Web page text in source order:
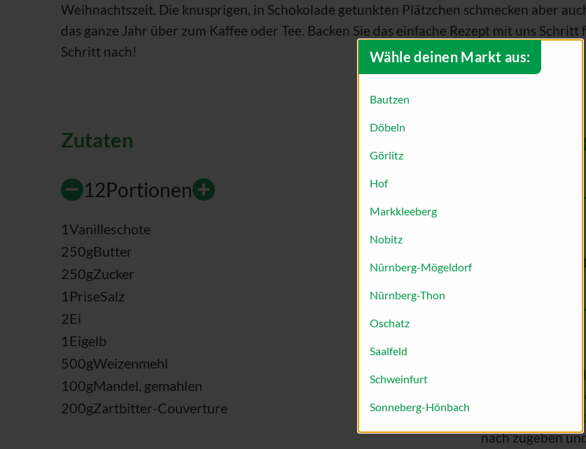
Weihnachtszeit. Die knusprigen, in Schokolade getunkten Plätzchen schmecken aber
das ganze Jahr über zum Kaffee oder Tee. Backen Sie das einfache Rezept mit uns Schritt
Schritt nach!
Zutaten
12Portionen
1Vanilleschote
250gButter
250gZucker
1 PriseSalz
2Ei
1 Eigelb
500gWeizenmehl
100gMandel, gemahlen
200gZartbitter-Couverture
Backofen auf
vorheizen. Zwei
Vanilleschote
auskratzen.
Zuhilfenahme
schlagen. Eier,
nach zugeben
Wähle deinen Markt aus:
Bautzen
Döbeln
Görlitz
Hof
Markkleeberg
Nobitz
Nürnberg-Mögeldorf
Nürnberg-Thon
Oschatz
Saalfeld
Schweinfurt
Sonneberg-Hönbach